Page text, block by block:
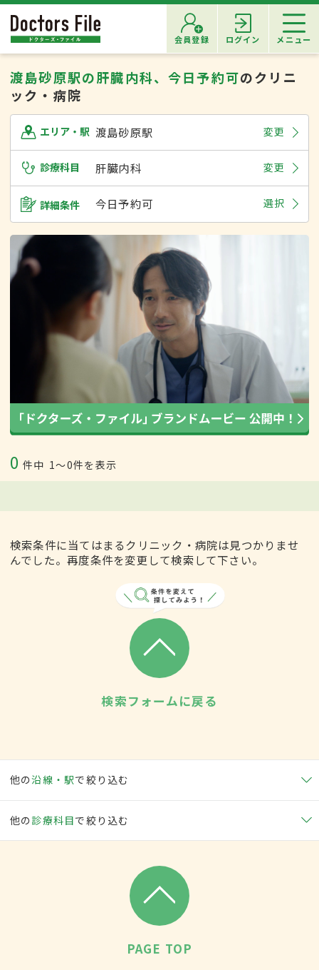
会員登録 ログイン メニュー
渡島砂原駅の肝臓内科、今日予約可のクリニ
ック・病院
エリア・駅 渡島砂原駅 変更
診療科目 肝臓内科 変更
詳細条件 今日予約可 選択
0 件中 1〜0件を表示
検索条件に当てはまるクリニック・病院は見つかりませ
んでした。再度条件を変更して検索して下さい。
検索フォームに戻る
他の沿線・駅で絞り込む
他の 診療科目で絞り込む
PAGE TOP